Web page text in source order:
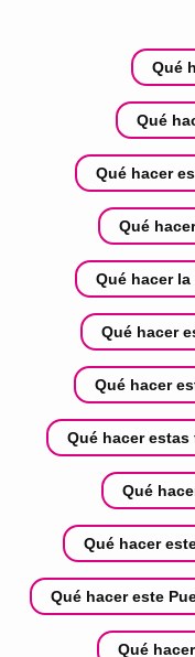
Qué
Qué
Qué hacer
Qué
Qué hacer
Qué hacer
Qué hacer
Qué hacer
Qué
Qué hacer
Qué hacer este
Qué